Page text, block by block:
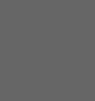
(FAQ)
nadal się
życia?